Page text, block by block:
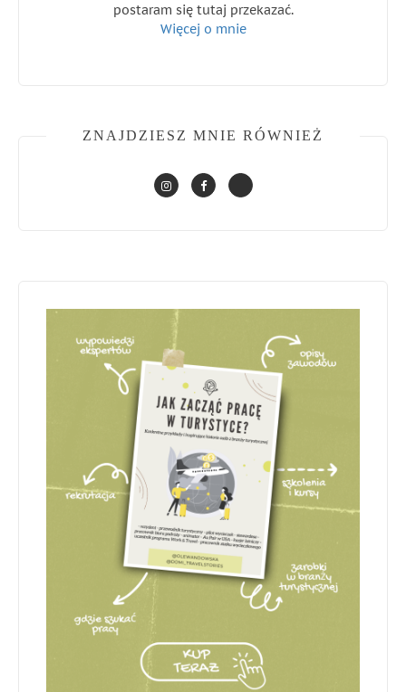
postaram się tutaj przekazać.
Więcej o mnie
ZNAJDZIESZ MNIE RÓWNIEŻ